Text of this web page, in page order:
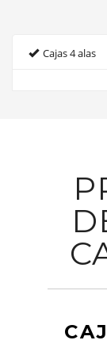
Cajas 4 alas